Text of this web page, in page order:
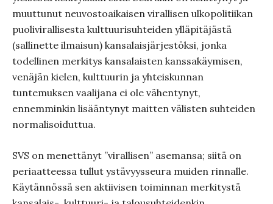
muuttunut neuvostoaikaisen virallisen ulkopolitiikan
puolivirallisesta kulttuurisuhteiden ylläpitäjästä
(sallinette ilmaisun) kansalaisjärjestöksi, jonka
todellinen merkitys kansalaisten kanssakäymisen,
venäjän kielen, kulttuurin ja yhteiskunnan
tuntemuksen vaalijana ei ole vähentynyt,
ennemminkin lisääntynyt maitten välisten suhteiden
normalisoiduttua.
SVS on menettänyt ”virallisen” asemansa; siitä on
periaatteessa tullut ystävyysseura muiden rinnalle.
Käytännössä sen aktiivisen toiminnan merkitystä